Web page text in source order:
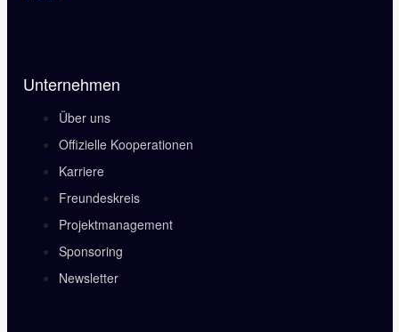
Unternehmen
Über uns
Offizielle Kooperationen
Karriere
Freundeskreis
Projektmanagement
Sponsoring
Newsletter